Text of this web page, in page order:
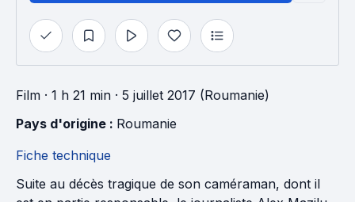
Film · 1 h 21 min · 5 juillet 2017 (Roumanie)
Pays d'origine : Roumanie
Fiche technique
Suite au décès tragique de son caméraman, dont il